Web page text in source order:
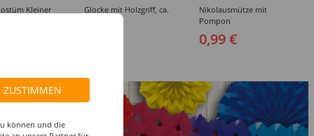
Kleiner
Glocke mit Holzgriff, ca.
Nikolausmütze mit
Pompon
0,99 €
ZUSTIMMEN
können und die